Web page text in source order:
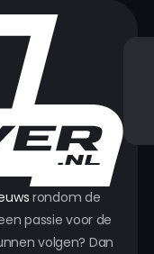
rondom de
passie voor de
volgen? Dan